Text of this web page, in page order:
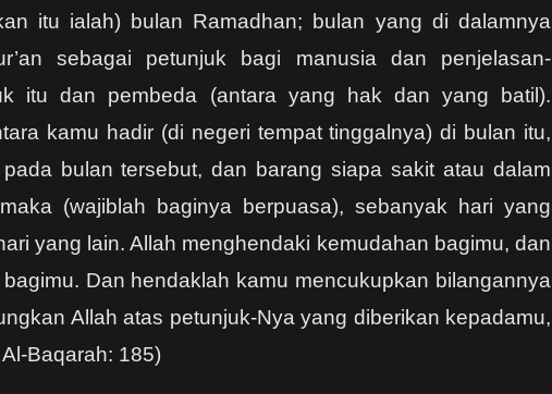
itu ialah) bulan Ramadhan; bulan yang di dalamnya
sebagai petunjuk bagi manusia dan penjelasan-
itu dan pembeda (antara yang hak dan yang batil).
kamu hadir (di negeri tempat tinggalnya) di bulan itu,
bulan tersebut, dan barang siapa sakit atau dalam
(wajiblah baginya berpuasa), sebanyak hari yang
yang lain. Allah menghendaki kemudahan bagimu, dan
Dan hendaklah kamu mencukupkan bilangannya
Allah atas petunjuk-Nya yang diberikan kepadamu,
Baqarah: 185)